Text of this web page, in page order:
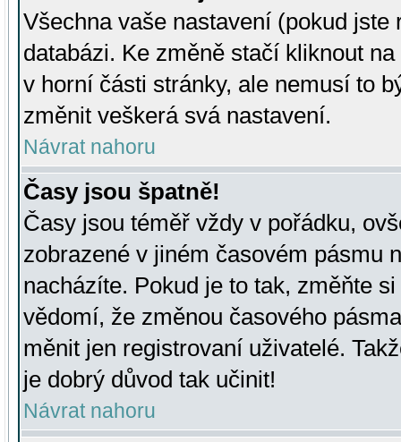
Všechna vaše nastavení (pokud
databázi. Ke změně stačí kliknout
v horní části stránky, ale nemusí to
změnit veškerá svá nastavení.
Návrat nahoru
Časy jsou špatně!
Časy jsou téměř vždy v pořádku,
zobrazené v jiném časovém pásmu
nacházíte. Pokud je to tak, změňte
vědomí, že změnou časového
měnit jen registrovaní uživatelé.
je dobrý důvod tak učinit!
Návrat nahoru